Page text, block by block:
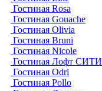
Гостиная Rosa
Гостиная Gouache
Гостиная Olivia
Гостиная Bruni
Гостиная Nicole
Гостиная Лофт СИТИ
Гостиная Odri
Гостиная Pollo